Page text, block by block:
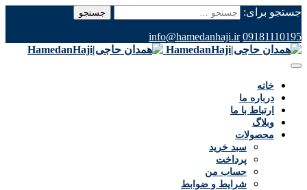
جستجو برای:
09181110195
info@hamedanhaji.ir
خانه
درباره ما
ارتباط با ما
وبلاگ
محصولات
سبد خرید
پرداخت
حساب من
شرایط و ضوابط